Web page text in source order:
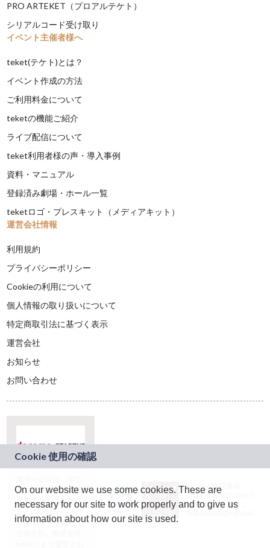
PRO ARTEKET（プロアルテケト）
シリアルコード受け取り
イベント主催者様へ
teket(テケト)とは？
イベント作成の方法
ご利用料金について
teketの機能ご紹介
ライブ配信について
teket利用者様の声・導入事例
資料・マニュアル
登録済み劇場・ホール一覧
teketロゴ・プレスキット（メディアキット）
運営会社情報
利用規約
プライバシーポリシー
Cookieの利用について
個人情報の取り扱いについて
特定商取引法に基づく表示
運営会社
お知らせ
お問い合わせ
ドコモグループの新
規事業創出プログラ
ム「docomo
STARTUP」を通じて
JASRAC許諾番号：
9024936001Y45037
JASRAC許諾番号：
On our website we use some cookies. These are
necessary for our site to work properly and to give us
information about how our site is used.